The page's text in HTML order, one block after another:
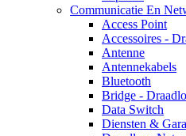
Communicatie En
Access Point
Accessoires -
Antenne
Antennekabels
Bluetooth
Bridge -
Data Switch
Diensten &